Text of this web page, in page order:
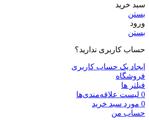
سبد خرید
بستن
ورود
بستن
حساب کاربری ندارید؟
ایجاد یک حساب کاربری
فروشگاه
فیلتر ها
0 لیست علاقه‌مندی‌ها
0 مورد سبد خرید
حساب من